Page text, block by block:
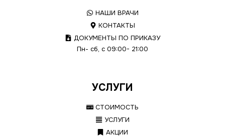
НАШИ ВРАЧИ
КОНТАКТЫ
ДОКУМЕНТЫ ПО ПРИКАЗУ
Пн- сб, с 09:00- 21:00
УСЛУГИ
СТОИМОСТЬ
УСЛУГИ
АКЦИИ